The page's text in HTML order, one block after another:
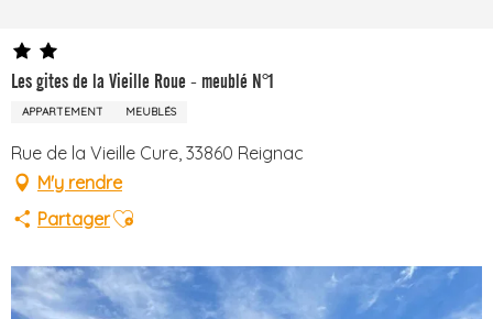
Les gites de la Vieille Roue - meublé N°1
APPARTEMENT MEUBLÉS
Rue de la Vieille Cure, 33860 Reignac
M'y rendre
PartagerAjouter aux favoris